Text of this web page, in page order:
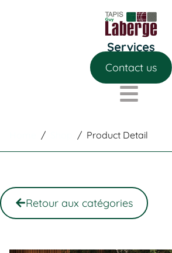
Contact us
/ / Product Detail
Retour aux catégories